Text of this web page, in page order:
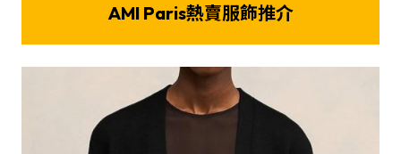
AMI Paris熱賣服飾推介